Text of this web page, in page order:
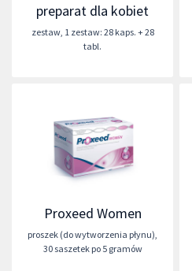
preparat dla kobiet
zestaw, 1 zestaw: 28 kaps. + 28
tabl.
Proxeed Women
proszek (do wytworzenia płynu),
30 saszetek po 5 gramów